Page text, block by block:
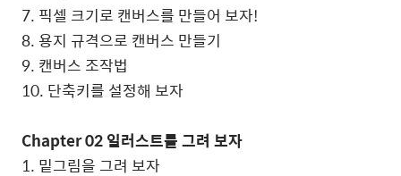
7. 픽셀 크기로 캔버스를 만들어 보자!
8. 용지 규격으로 캔버스 만들기
9. 캔버스 조작법
10. 단축키를 설정해 보자
Chapter 02 일러스트를 그려 보자
1. 밑그림을 그려 보자